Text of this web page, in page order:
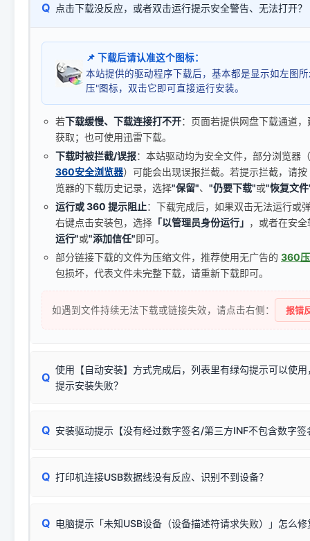
Q 点击下载没反应，或者双击运行提示安全警告、无法打开？
📌 下载后请认准这个图标：
本站提供的驱动程序下载后，基本都是显示如左图
压"图标，双击它即可直接运行安装。
若下载缓慢、下载连接打不开：页面若提供网盘下载通道
获取；也可使用迅雷下载。
下载时被拦截/误报：本站驱动均为安全文件，部分浏览器
360安全浏览器）可能会出现误报拦截。若提示拦截，请按
览器的下载历史记录，选择"保留"、 "仍要下载"或"恢复文
运行或 360 提示阻止：下载完成后，如果双击无法运行或
右键点击安装包，选择 「以管理员身份运行」 ，或者在安
运行"或"添加信任"即可。
部分链接下载的文件为压缩文件，推荐使用无广告的 360
包损坏，代表文件未完整下载，请重新下载即可。
如遇到文件持续无法下载或链接失效，请点击右侧： 报错
Q
使用【自动安装】方式完成后，列表里有绿勾提示可以使
提示安装失败？
由于本站驱动包集成了32位和64位驱动，自动安装程序在运
✔ 可以使用了
：代表与您当
（被自动跳过），并不影响正
Q 安装驱动提示【没有经过数字签名/第三方INF不包含数字
往往会弹出此类提示。
系统（如 Win10/Win11 最新版）已彻底不再识别老旧驱
致安装失败。请尝试以下方案：
Q 打印机连接USB数据线没有反应、识别不到设备？
首先确认打印机电源已开启，USB数据线两端已完全插紧；
Q 电脑提示「未知USB设备（设备描述符请求失败）」怎么修